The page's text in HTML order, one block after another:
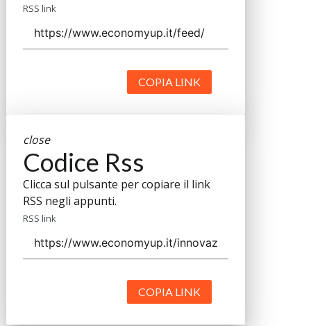
RSS link
COPIA LINK
close
Codice Rss
Clicca sul pulsante per copiare il link
RSS negli appunti.
RSS link
COPIA LINK